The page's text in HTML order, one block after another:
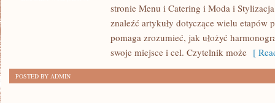
ARANŻACJE
stronie Menu i Catering i Moda i
znaleźć artykuły dotyczące wielu etapów
pomaga zrozumieć, jak ułożyć
swoje miejsce i cel. Czytelnik może [
POSTED BY ADMIN